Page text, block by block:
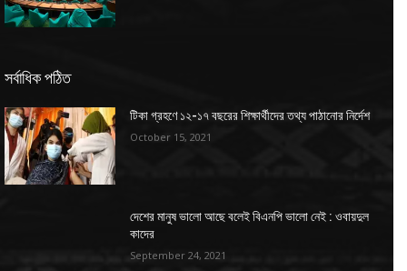
সর্বাধিক পঠিত
টিকা গ্রহণে ১২-১৭ বছরের শিক্ষার্থীদের তথ্য পাঠানোর নির্দেশ
October 15, 2021
দেশের মানুষ ভালো আছে বলেই বিএনপি ভালো নেই : ওবায়দুল
কাদের
September 24, 2021